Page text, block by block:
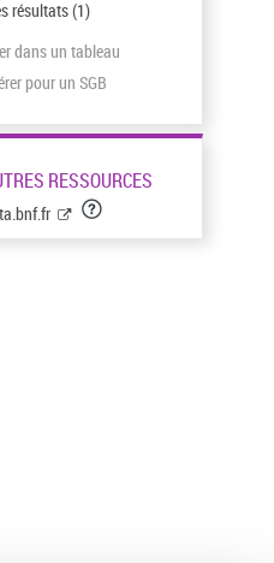
résultats(1)
dans un tableau
pour un SGB
RESSOURCES